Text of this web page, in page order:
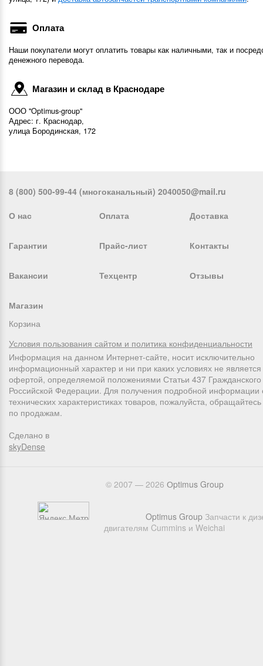
Оплата
Наши покупатели могут оплатить товары как наличными, так и
денежного перевода.
Магазин и склад в Краснодаре
ООО "Optimus-group"
Адрес: г. Краснодар,
улица Бородинская, 172
8 (800) 500-99-44 (многоканальный) 2040050@mail.ru
О нас Оплата Доставка
Гарантии Прайс-лист Контакты
Вакансии Техцентр Отзывы
Магазин
Корзина
Условия пользования сайтом и политика конфиденциальности
Информация на данном Интернет-сайте, носит исключительно
информационный характер и ни при каких условиях не
офертой, определяемой положениями Статьи 437 Гражданского
Российской Федерации. Для получения подробной информации
технических характеристиках товаров, пожалуйста,
по продажам.
Сделано в
skyDense
© 2007 — 2026 Оptimus Group
Optimus Group Запчасти к
двигателям Cummins и Weichai